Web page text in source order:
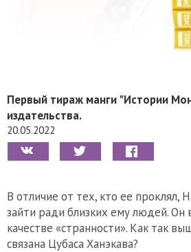
Первый тираж манги "Истории
издательства.
20.05.2022
В отличие от тех, кто ее проклял,
зайти ради близких ему людей. Он
качестве «странности». Как так
связана Цубаса Ханэкава?